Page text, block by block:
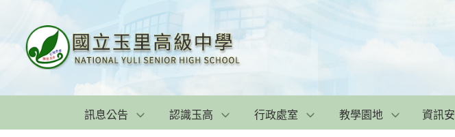
訊息公告 認識玉高 行政處室 教學園地 資訊